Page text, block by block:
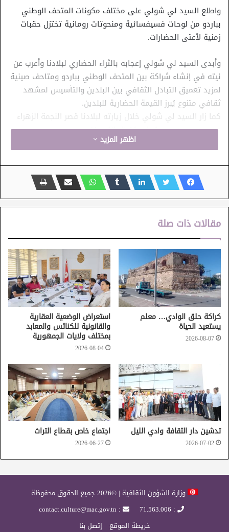
واطلع السيد لي شولي على مختلف مكونات المتحف الوطني
بباردو من لوحات فسيفسائية ومنحوتات رومانية تختزل حقبات
زمنية لأعتى الحضارات.
وأبدى السيد لي شولي إعجابه بالثراء الحضاري لبلادنا وأعرب عن
نيته في إنشاء شراكة بين المتحف الوطني بباردو ومتاحف صينية
لمزيد تعميق التبادل الثقافي بين البلدين والتأسيس لمشهد
ثقافي متنوع يُبرز القيمة الحضارية للبلدين.
كما زار السيد لي شولي خلال زيارته لبلادنا قصر النجمة الزهراء
بسيدي بوسعيد ومتحف رقادة بالقيروان.
الصين
المتحف الوطني بباردو
قصر النجمة الزهراء بسيدي بوسعيد
متحف رقادة بالقيروان
اظهر المزيد
مقالات ذات صلة
كراكة حلق الوادي… معلم
يستعيد الحياة
2026-08-07
استعراض الوضعية العقارية
والقانونية للكنائس والمعابد
بمختلف ولايات الجمهورية
2026-08-04
تدشين دار الثقافة وادي الليل
2026-07-02
اجتماع خاص بقطاع التراث
2026-06-27
وزارة الشؤون الثقافية | ©2026 جميع الحقوق محفوظة
: 71.563.006
: contact.culture@mac.gov.tn
خريطة الموقع
إتصل بنا